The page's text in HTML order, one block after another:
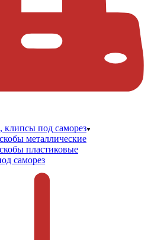
под саморез
металлические
пластиковые
саморез